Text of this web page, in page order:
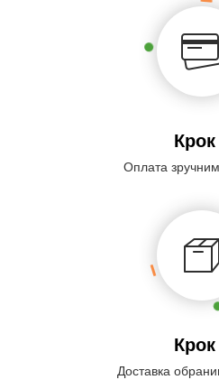
Крок
Оплата
Крок
Доставка